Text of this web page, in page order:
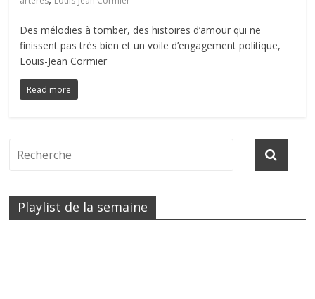
Des mélodies à tomber, des histoires d’amour qui ne
finissent pas très bien et un voile d’engagement politique,
Louis-Jean Cormier
Read more
Playlist de la semaine